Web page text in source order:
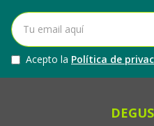
Acepto la Política de